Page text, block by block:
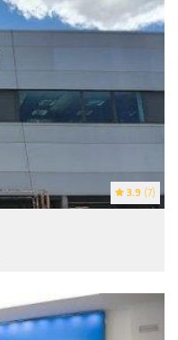
3.9 (7)